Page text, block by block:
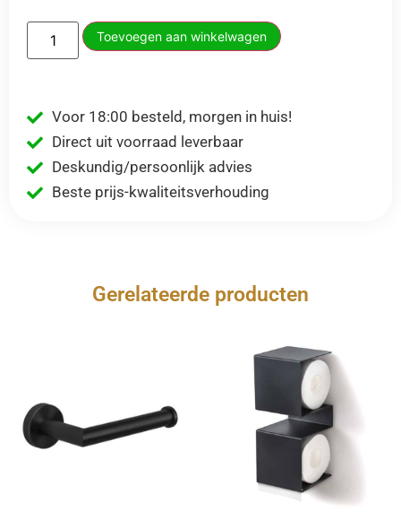
Toevoegen aan winkelwagen
Voor 18:00 besteld, morgen in huis!
Direct uit voorraad leverbaar
Deskundig/persoonlijk advies
Beste prijs-kwaliteitsverhouding
Gerelateerde producten